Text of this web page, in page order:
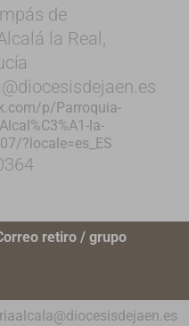
de
la Real,
p/Parroquia-
la-
?locale=es_ES
retiro / grupo